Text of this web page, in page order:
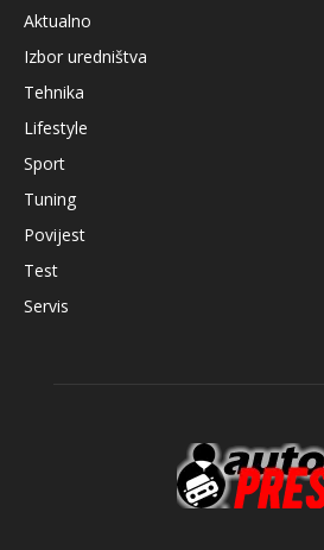
Aktualno
Izbor uredništva
Tehnika
Lifestyle
Sport
Tuning
Povijest
Test
Servis